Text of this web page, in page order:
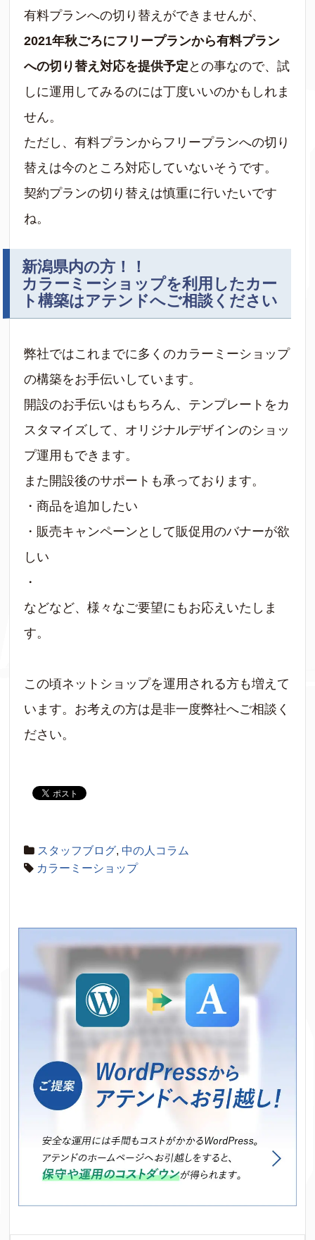
有料プランへの切り替えができませんが、
2021年秋ごろにフリープランから有料プラン
への切り替え対応を提供予定 との事なので、試
しに運用してみるのには丁度いいのかもしれま
せん。
ただし、有料プランからフリープランへの切り
替えは今のところ対応していないそうです。
契約プランの切り替えは慎重に行いたいです
ね。
新潟県内の方！！
カラーミーショップを利用したカー
ト構築はアテンドへご相談ください
弊社ではこれまでに多くのカラーミーショップ
の構築をお手伝いしています。
開設のお手伝いはもちろん、テンプレートをカ
スタマイズして、オリジナルデザインのショッ
プ運用もできます。
また開設後のサポートも承っております。
・商品を追加したい
・販売キャンペーンとして販促用のバナーが欲
しい
・
などなど、様々なご要望にもお応えいたしま
す。
この頃ネットショップを運用される方も増えて
います。お考えの方は是非一度弊社へご相談く
ださい。
スタッフブログ,中の人コラム
カラーミーショップ